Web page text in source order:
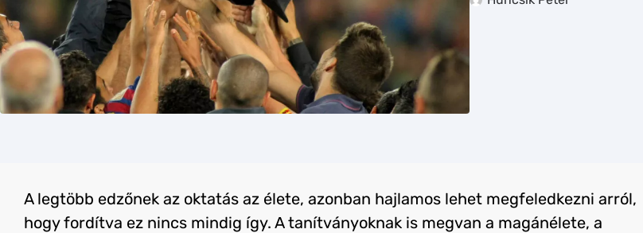
A legtöbb edzőnek az oktatás az élete, azonban hajlamos lehet megfeledkezni arról,
hogy fordítva ez nincs mindig így. A tanítványoknak is megvan a magánélete, a